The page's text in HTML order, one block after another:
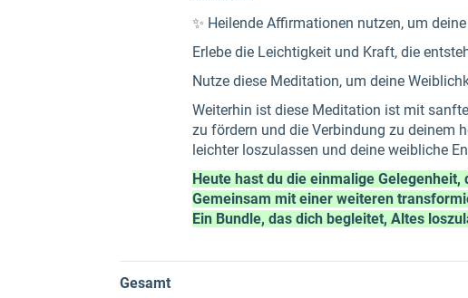
✨ Heilende Affirmationen nutzen, um
Erlebe die Leichtigkeit und Kraft, die
Nutze diese Meditation, um deine
Weiterhin ist diese Meditation ist mit
zu fördern und die Verbindung zu deinem
leichter loszulassen und deine weibliche
Heute hast du die einmalige
Gemeinsam mit einer weiteren
Ein Bundle, das dich begleitet, Altes
Gesamt